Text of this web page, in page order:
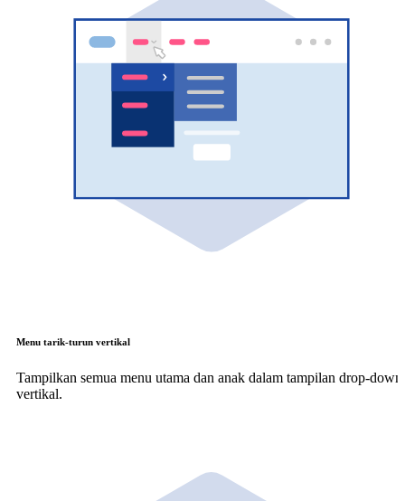
Menu tarik-turun vertikal
Tampilkan semua menu utama dan anak dalam tampilan drop-down
vertikal.